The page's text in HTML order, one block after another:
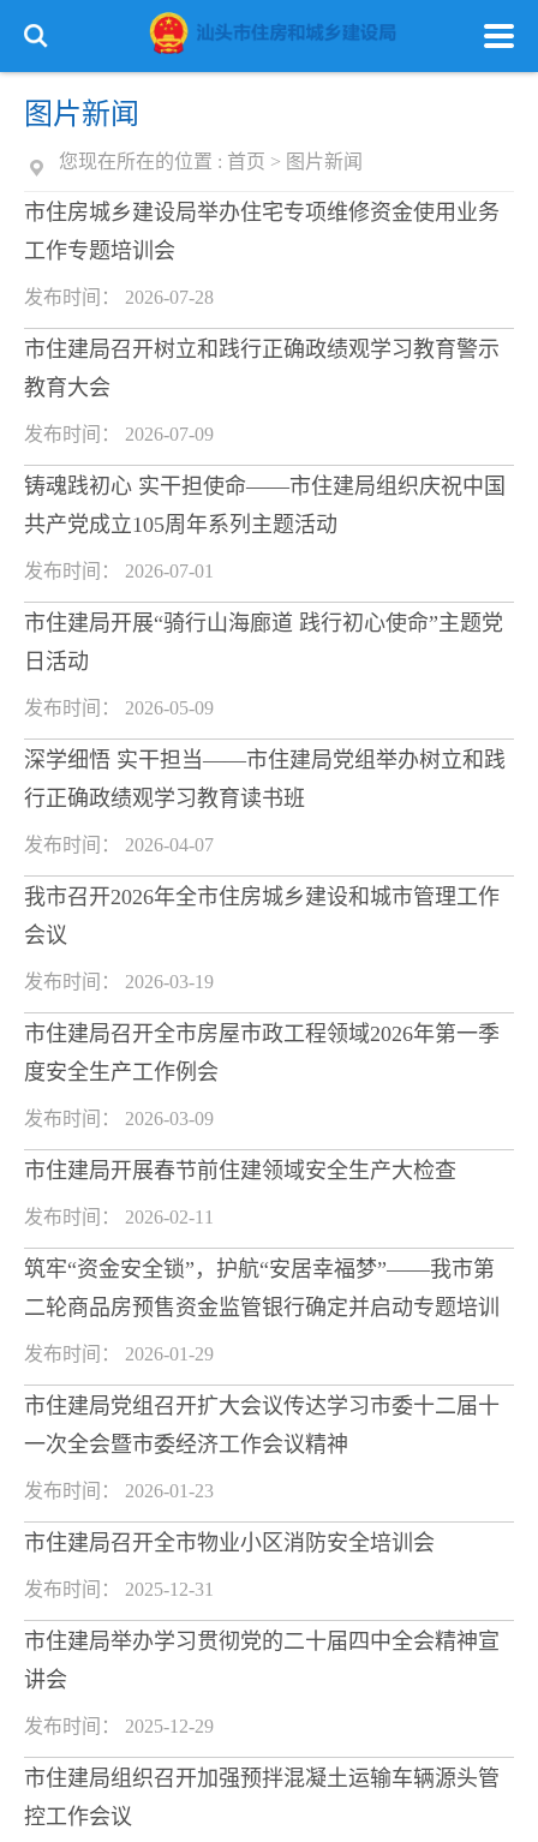
图片新闻
您现在所在的位置 : 首页 > 图片新闻
市住房城乡建设局举办住宅专项维修资金使用业务
工作专题培训会
发布时间： 2026-07-28
市住建局召开树立和践行正确政绩观学习教育警示
教育大会
发布时间： 2026-07-09
铸魂践初心 实干担使命——市住建局组织庆祝中国
共产党成立105周年系列主题活动
发布时间： 2026-07-01
市住建局开展“骑行山海廊道 践行初心使命”主题党
日活动
发布时间： 2026-05-09
深学细悟 实干担当——市住建局党组举办树立和践
行正确政绩观学习教育读书班
发布时间： 2026-04-07
我市召开2026年全市住房城乡建设和城市管理工作
会议
发布时间： 2026-03-19
市住建局召开全市房屋市政工程领域2026年第一季
度安全生产工作例会
发布时间： 2026-03-09
市住建局开展春节前住建领域安全生产大检查
发布时间： 2026-02-11
筑牢“资金安全锁”，护航“安居幸福梦”——我市第
二轮商品房预售资金监管银行确定并启动专题培训
发布时间： 2026-01-29
市住建局党组召开扩大会议传达学习市委十二届十
一次全会暨市委经济工作会议精神
发布时间： 2026-01-23
市住建局召开全市物业小区消防安全培训会
发布时间： 2025-12-31
市住建局举办学习贯彻党的二十届四中全会精神宣
讲会
发布时间： 2025-12-29
市住建局组织召开加强预拌混凝土运输车辆源头管
控工作会议